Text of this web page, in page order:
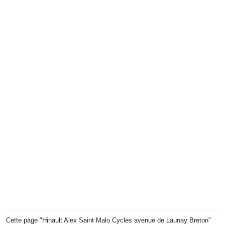
Cette page "Hinault Alex Saint Malo Cycles avenue de Launay Breton"